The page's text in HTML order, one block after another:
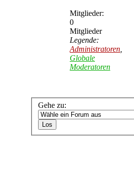
Mitglieder:
0
Mitglieder
Legende:
Administratoren
Globale
Moderatoren
Gehe zu: